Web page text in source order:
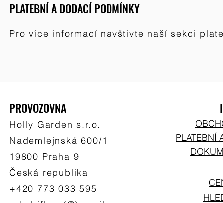
PLATEBNÍ A DODACÍ PODMÍNKY
Pro více informací navštivte naší sekci
PROVOZOVNA
Holly Garden s.r.o.
Nademlejnská 600/1
19800 Praha 9
Česká republika
+420 773 033 595
PLATEBNÍ